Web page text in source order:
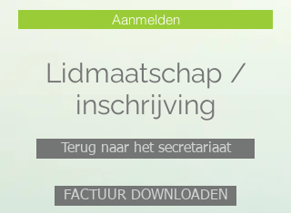
Aanmelden
Lidmaatschap /
inschrijving
Terug naar het secretariaat
FACTUUR DOWNLOADEN